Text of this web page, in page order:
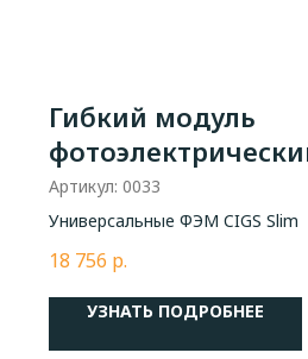
Гибкий модуль
SteelSun CIGS Slim
Вт
Артикул: 0033
Универсальные ФЭМ CIGS Slim
18 756 р.
УЗНАТЬ ПОДРОБНЕЕ